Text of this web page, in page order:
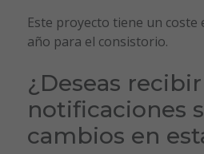
Este proyecto tiene un coste
año para el consistorio.
¿Deseas recibir
notificaciones
cambios en